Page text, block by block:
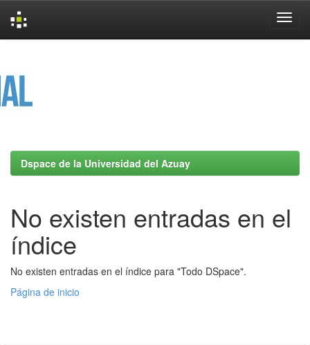
Dspace de la Universidad del Azuay
No existen entradas en el
índice
No existen entradas en el índice para "Todo DSpace".
Página de inicio